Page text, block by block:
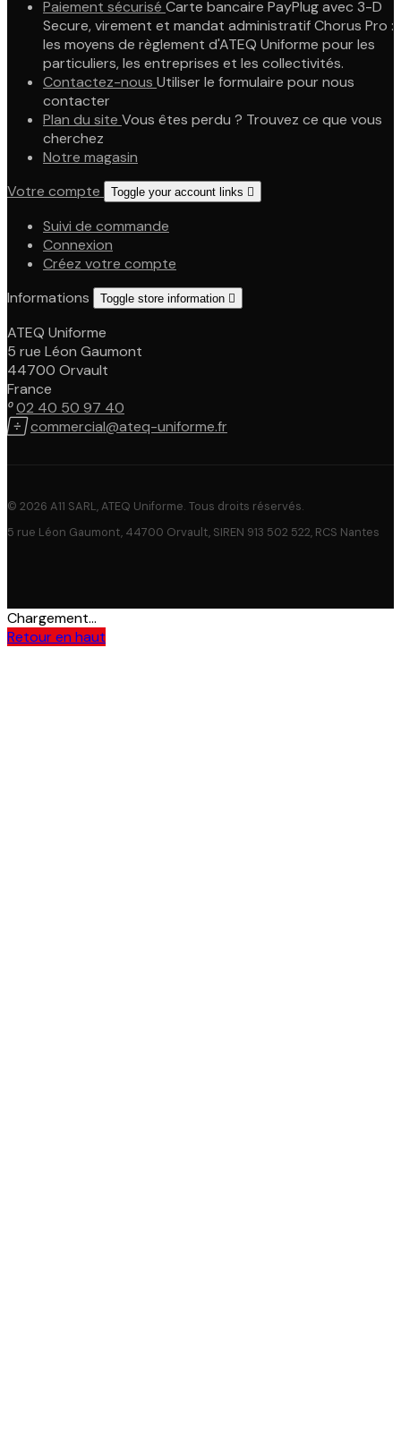
Paiement sécurisé Carte bancaire PayPlug avec 3-D
Secure, virement et mandat administratif Chorus Pro :
les moyens de règlement d'ATEQ Uniforme pour les
particuliers, les entreprises et les collectivités.
Contactez-nous Utiliser le formulaire pour nous
contacter
Plan du site Vous êtes perdu ? Trouvez ce que vous
cherchez
Notre magasin
Votre compte
Toggle your account links 
Suivi de commande
Connexion
Créez votre compte
Informations
Toggle store information 
ATEQ Uniforme
5 rue Léon Gaumont
44700 Orvault
France
02 40 50 97 40
commercial@ateq-uniforme.fr
© 2026 A11 SARL, ATEQ Uniforme. Tous droits réservés.
5 rue Léon Gaumont, 44700 Orvault, SIREN 913 502 522, RCS Nantes
Chargement...
Retour en haut